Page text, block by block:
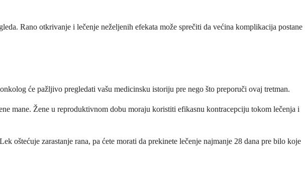
Rano otkrivanje i lečenje neželjenih efekata može sprečiti da većina komplikacija postane
će pažljivo pregledati vašu medicinsku istoriju pre nego što preporuči ovaj tretman.
mane. Žene u reproduktivnom dobu moraju koristiti efikasnu kontracepciju tokom lečenja i
zarastanje rana, pa ćete morati da prekinete lečenje najmanje 28 dana pre bilo koje